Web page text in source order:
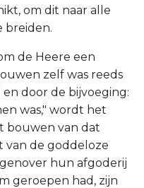
om dit naar alle
breiden.
de Heere een
zelf was reeds
door de bijvoeging:
was," wordt het
bouwen van dat
van de goddeloze
hun afgoderij
geroepen had, zijn